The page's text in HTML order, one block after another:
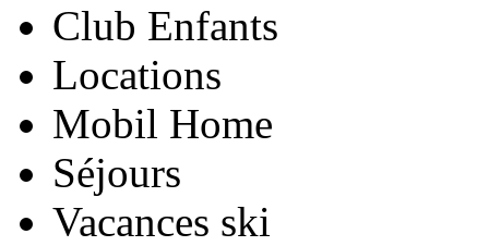
Club Enfants
Locations
Mobil Home
Séjours
Vacances ski